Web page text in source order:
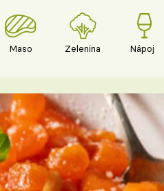
Maso Zelenina Nápoje